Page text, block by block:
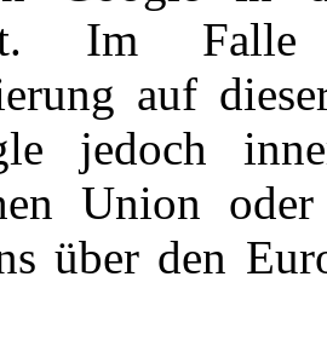
Im
auf
jedoch
Union
über den